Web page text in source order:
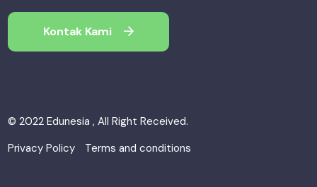
Kontak Kami
© 2022 Edunesia , All Right Received.
Privacy Policy
Terms and conditions